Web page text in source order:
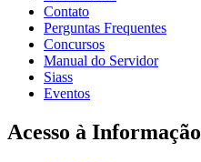
Contato
Perguntas Frequentes
Concursos
Manual do Servidor
Siass
Eventos
Acesso à Informação